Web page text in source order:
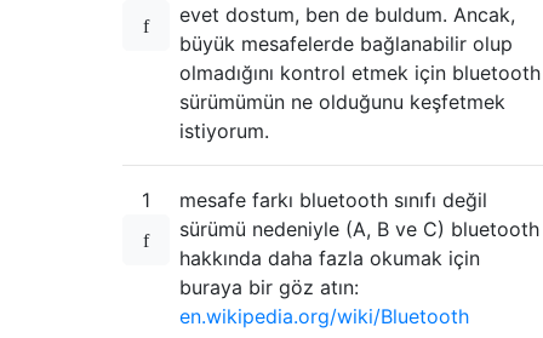
evet dostum, ben de buldum. Ancak,
büyük mesafelerde bağlanabilir olup
olmadığını kontrol etmek için bluetooth
sürümümün ne olduğunu keşfetmek
istiyorum.
1
mesafe farkı bluetooth sınıfı değil
sürümü nedeniyle (A, B ve C) bluetooth
hakkında daha fazla okumak için
buraya bir göz atın:
en.wikipedia.org/wiki/Bluetooth